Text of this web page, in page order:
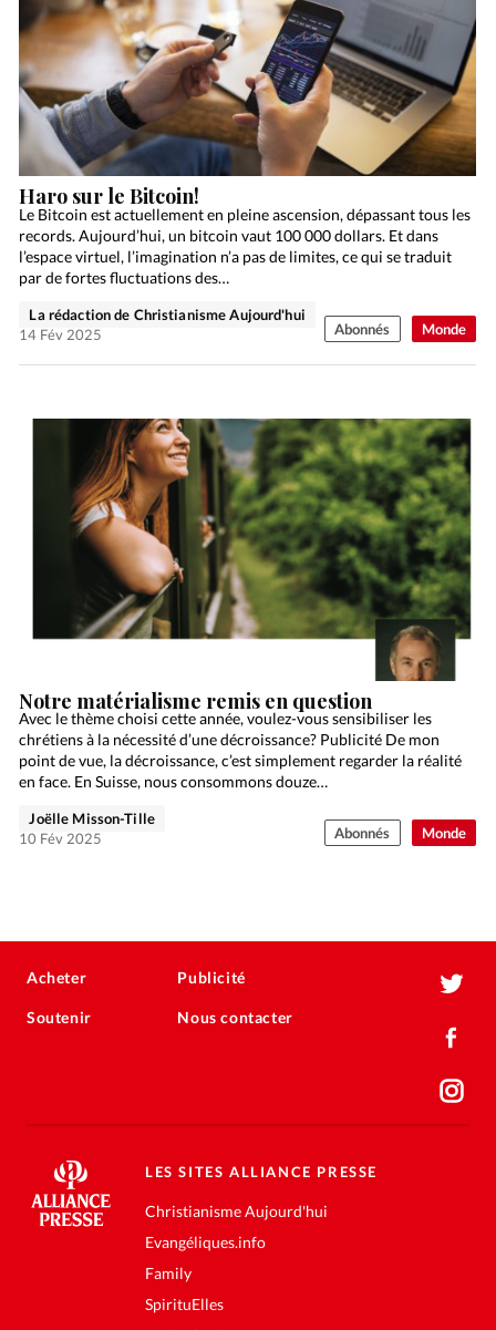
Monde
Haro sur le Bitcoin!
Le Bitcoin est actuellement en pleine ascension, dépassant tous les
records. Aujourd’hui, un bitcoin vaut 100 000 dollars. Et dans
l’espace virtuel, l’imagination n’a pas de limites, ce qui se traduit
par de fortes fluctuations des…
La rédaction de Christianisme Aujourd'hui
14 Fév 2025
Abonnés
Monde
Notre matérialisme remis en question
Avec le thème choisi cette année, voulez-vous sensibiliser les
chrétiens à la nécessité d’une décroissance? Publicité De mon
point de vue, la décroissance, c’est simplement regarder la réalité
en face. En Suisse, nous consommons douze…
Joëlle Misson-Tille
10 Fév 2025
Abonnés
Acheter
Soutenir
Publicité
Nous contacter
LES SITES ALLIANCE PRESSE
Christianisme Aujourd'hui
Evangéliques.info
Family
SpirituElles